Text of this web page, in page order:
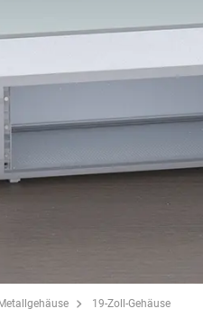
Metallgehäuse 19-Zoll-Gehäuse